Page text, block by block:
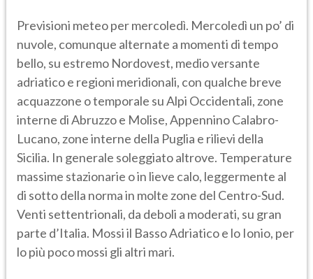
Previsioni meteo per mercoledì. Mercoledì un po’ di
nuvole, comunque alternate a momenti di tempo
bello, su estremo Nordovest, medio versante
adriatico e regioni meridionali, con qualche breve
acquazzone o temporale su Alpi Occidentali, zone
interne di Abruzzo e Molise, Appennino Calabro-
Lucano, zone interne della Puglia e rilievi della
Sicilia. In generale soleggiato altrove. Temperature
massime stazionarie o in lieve calo, leggermente al
di sotto della norma in molte zone del Centro-Sud.
Venti settentrionali, da deboli a moderati, su gran
parte d’Italia. Mossi il Basso Adriatico e lo Ionio, per
lo più poco mossi gli altri mari.